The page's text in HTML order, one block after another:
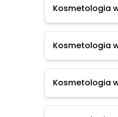
Kosmetologia
Kosmetologia
Kosmetologia